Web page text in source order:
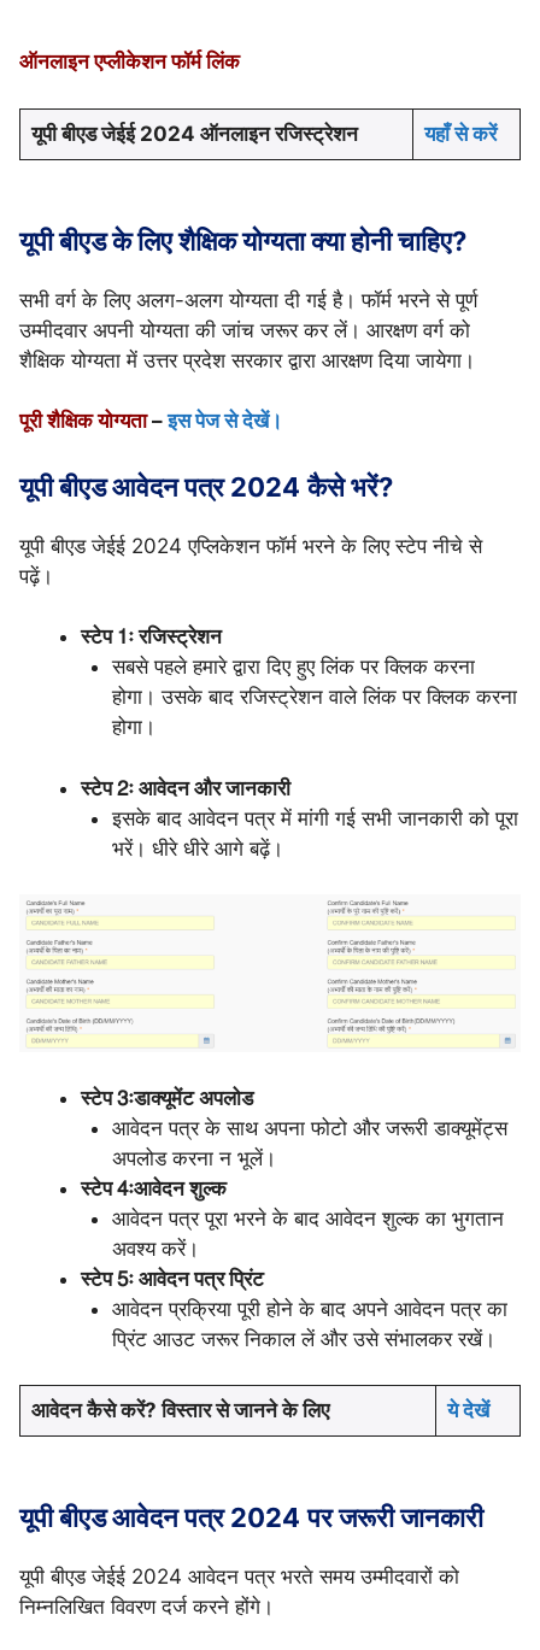
ऑनलाइन एप्लीकेशन फॉर्म लिंक
यूपी बीएड जेईई 2024 ऑनलाइन रजिस्ट्रेशन यहाँ से करें
यूपी बीएड के लिए शैक्षिक योग्यता क्या होनी चाहिए?
सभी वर्ग के लिए अलग-अलग योग्यता दी गई है। फॉर्म भरने से पूर्ण
उम्मीदवार अपनी योग्यता की जांच जरूर कर लें। आरक्षण वर्ग को
शैक्षिक योग्यता में उत्तर प्रदेश सरकार द्वारा आरक्षण दिया जायेगा।
पूरी शैक्षिक योग्यता–इस पेज से देखें।
यूपी बीएड आवेदन पत्र 2024 कैसे भरें?
यूपी बीएड जेईई 2024 एप्लिकेशन फॉर्म भरने के लिए स्टेप नीचे से
पढ़ें।
स्टेप 1ः रजिस्ट्रेशन
सबसे पहले हमारे द्वारा दिए हुए लिंक पर क्लिक करना
होगा। उसके बाद रजिस्ट्रेशन वाले लिंक पर क्लिक करना
होगा।
स्टेप 2ः आवेदन और जानकारी
इसके बाद आवेदन पत्र में मांगी गई सभी जानकारी को पूरा
भरें। धीरे धीरे आगे बढ़ें।
स्टेप 3ःडाक्यूमेंट अपलोड
आवेदन पत्र के साथ अपना फोटो और जरूरी डाक्यूमेंट्स
अपलोड करना न भूलें।
स्टेप 4ःआवेदन शुल्क
आवेदन पत्र पूरा भरने के बाद आवेदन शुल्क का भुगतान
अवश्य करें।
स्टेप 5ः आवेदन पत्र प्रिंट
आवेदन प्रक्रिया पूरी होने के बाद अपने आवेदन पत्र का
प्रिंट आउट जरूर निकाल लें और उसे संभालकर रखें।
आवेदन कैसे करें? विस्तार से जानने के लिए ये देखें
यूपी बीएड आवेदन पत्र 2024 पर जरूरी जानकारी
यूपी बीएड जेईई 2024 आवेदन पत्र भरते समय उम्मीदवारों को
निम्नलिखित विवरण दर्ज करने होंगे।